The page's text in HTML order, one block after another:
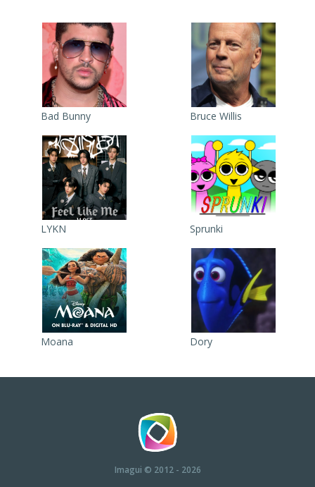
Bad Bunny Bruce Willis
LYKN Sprunki
Moana Dory
Imagui © 2012 - 2026